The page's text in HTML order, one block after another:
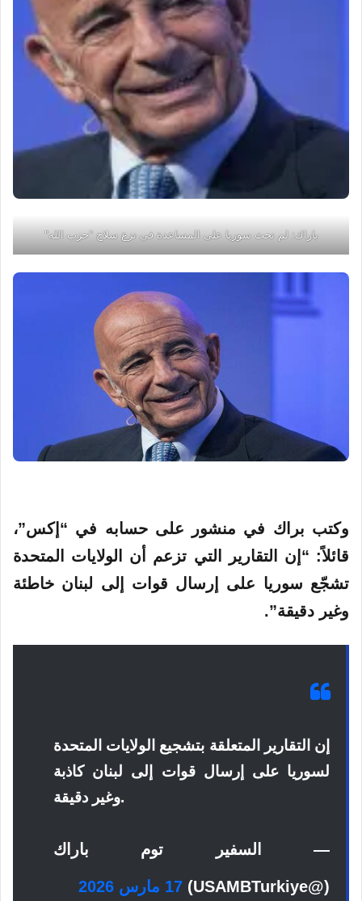
باراك: لم نحث سوريا على المساعدة في نزع سلاح "حزب الله"
وكتب براك في منشور على حسابه في “إكس”،
قائلاً: “إن التقارير التي تزعم أن الولايات المتحدة
تشجّع سوريا على إرسال قوات إلى لبنان خاطئة
وغير دقيقة”.
إن التقارير المتعلقة بتشجيع الولايات المتحدة
لسوريا على إرسال قوات إلى لبنان كاذبة
وغير دقيقة.
— السفير توم باراك
(@USAMBTurkiye) 17 مارس 2026